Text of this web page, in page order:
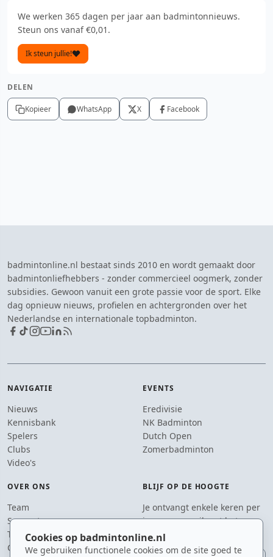
Cookies op badmintonline.nl
We gebruiken functionele cookies om de site goed te
We werken 365 dagen per jaar aan badmintonnieuws.
Steun ons vanaf €0,01.
Ik steun jullie!
DELEN
Kopieer WhatsApp X Facebook
badmintonline.nl bestaat sinds 2010 en wordt gemaakt door
badmintonliefhebbers - zonder commercieel oogmerk, zonder
subsidies. Gewoon vanuit een grote passie voor de sport. Elke
dag opnieuw nieuws, profielen en achtergronden over het
Nederlandse en internationale topbadminton.
NAVIGATIE
Nieuws
Kennisbank
Spelers
Clubs
Video's
EVENTS
Eredivisie
NK Badminton
Dutch Open
Zomerbadminton
OVER ONS
Team
Supporters
Tip de redactie
Contact
BLIJF OP DE HOOGTE
Je ontvangt enkele keren per
jaar een e-mail met het
laatste badmintonnieuws.
E-mailadres